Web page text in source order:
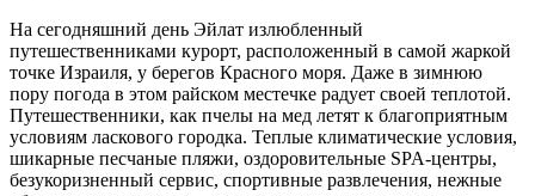
На сегодняшний день Эйлат излюбленный
путешественниками курорт, расположенный в самой жаркой
точке Израиля, у берегов Красного моря. Даже в зимнюю
пору погода в этом райском местечке радует своей теплотой.
Путешественники, как пчелы на мед летят к благоприятным
условиям ласкового городка. Теплые климатические условия,
шикарные песчаные пляжи, оздоровительные SPA-центры,
безукоризненный сервис, спортивные развлечения, нежные